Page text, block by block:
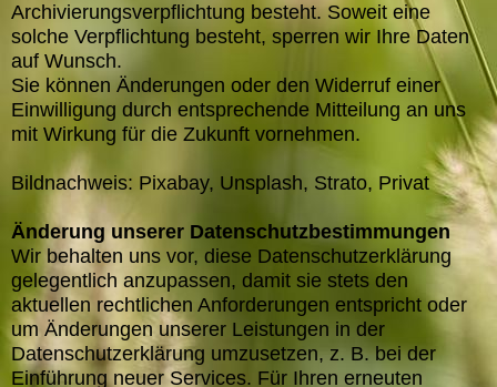
Archivierungsverpflichtung besteht. Soweit eine
solche Verpflichtung besteht, sperren wir Ihre Daten
auf Wunsch.
Sie können Änderungen oder den Widerruf einer
Einwilligung durch entsprechende Mitteilung an uns
mit Wirkung für die Zukunft vornehmen.
Bildnachweis: Pixabay, Unsplash, Strato, Privat
Änderung unserer Datenschutzbestimmungen
Wir behalten uns vor, diese Datenschutzerklärung
gelegentlich anzupassen, damit sie stets den
aktuellen rechtlichen Anforderungen entspricht oder
um Änderungen unserer Leistungen in der
Datenschutzerklärung umzusetzen, z. B. bei der
Einführung neuer Services. Für Ihren erneuten